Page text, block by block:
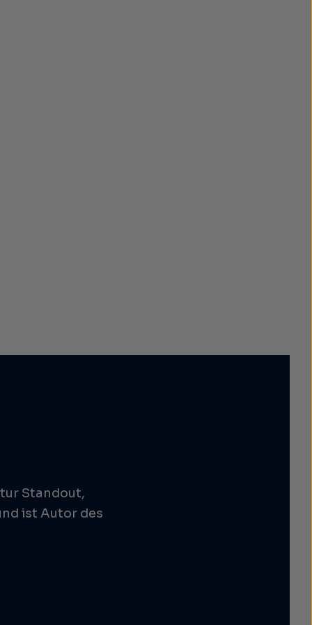
Standout,
ist Autor des